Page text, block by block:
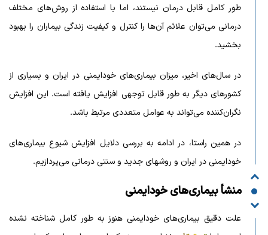
طور کامل قابل درمان نیستند، اما با استفاده از روش‌های مختلف
درمانی می‌توان علائم آن‌ها را کنترل و کیفیت زندگی بیماران را بهبود
بخشید.
در سال‌های اخیر، میزان بیماری‌های خودایمنی در ایران و بسیاری از
کشورهای دیگر به طور قابل توجهی افزایش یافته است. این افزایش
نگران‌کننده می‌تواند به عوامل متعددی مرتبط باشد.
در همین راستا، در ادامه به بررسی دلایل افزایش شیوع بیماری‌های
خودایمنی در ایران و روشهای جدید و سنتی درمانی می‌پردازیم.
منشأ بیماری‌های خودایمنی
علت دقیق بیماری‌های خودایمنی هنوز به طور کامل شناخته نشده